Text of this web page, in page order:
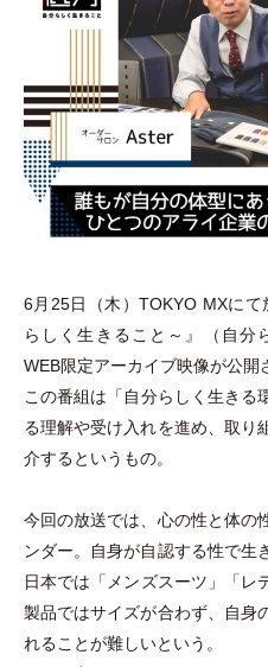
6月25日 （木 ）TOKYO MXに
らしく生きること～』
（ 自分
WEB限定アーカイブ映像が公開
この番組は 「 自分らしく生きる
る理解や受け入れを進め、取り
介するというもの。
今回の放送では、心の性と体の
ンダー。自身が自認する性で生
日本では 「 メンズスーツ 」 「 レ
製品ではサイズが合わず、自身
れることが難しいという。